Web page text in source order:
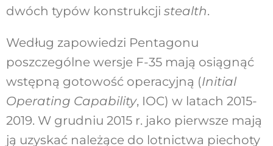
dwóch typów konstrukcji stealth.
Według zapowiedzi Pentagonu
poszczególne wersje F-35 mają osiągnąć
wstępną gotowość operacyjną (Initial
Operating Capability, IOC) w latach 2015-
2019. W grudniu 2015 r. jako pierwsze mają
ją uzyskać należące do lotnictwa piechoty